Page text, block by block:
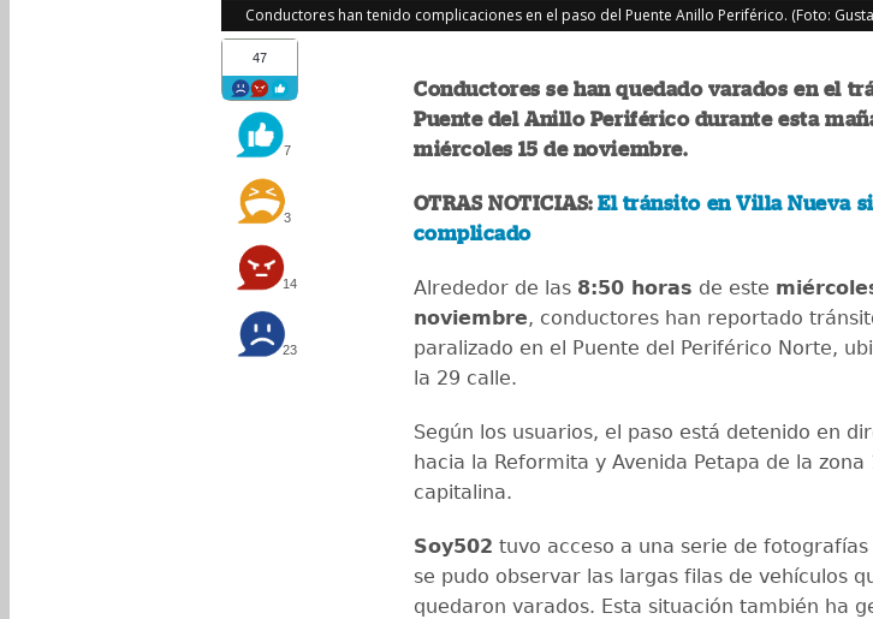
Conductores han tenido complicaciones en el paso del Puente Anillo Periférico. (Foto:
47
7
3
14
23
Conductores se han quedado varados en el
Puente del Anillo Periférico durante esta
miércoles 15 de noviembre.
OTRAS NOTICIAS:El tránsito en Villa Nueva
complicado
Alrededor de las 8:50 horas de este
noviembre, conductores han reportado
paralizado en el Puente del Periférico Norte,
la 29 calle.
Según los usuarios, el paso está detenido en
hacia la Reformita y Avenida Petapa de la zona
capitalina.
Soy502 tuvo acceso a una serie de fotografías
se pudo observar las largas filas de vehículos
quedaron varados. Esta situación también ha